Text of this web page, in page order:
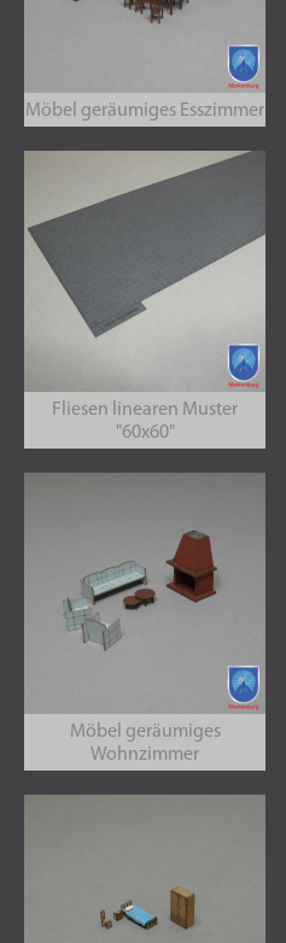
Möbel geräumiges Esszimmer
Fliesen linearen Muster
"60x60"
Möbel geräumiges
Wohnzimmer